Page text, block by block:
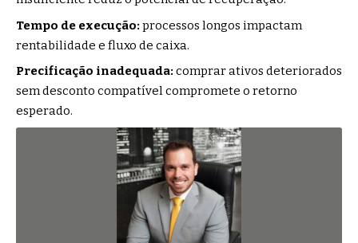
Tempo de execução: processos longos impactam
rentabilidade e fluxo de caixa.
Precificação inadequada: comprar ativos deteriorados
sem desconto compatível compromete o retorno
esperado.